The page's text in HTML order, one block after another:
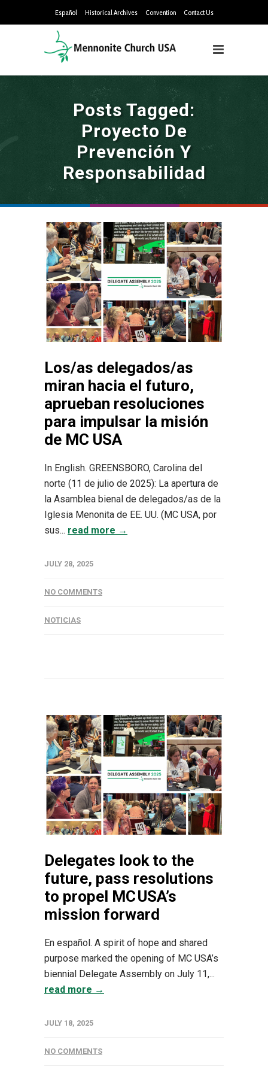
Español Historical Archives Convention Contact Us
Posts Tagged:
Proyecto De
Prevención Y
Responsabilidad
Los/as delegados/as
miran hacia el futuro,
aprueban resoluciones
para impulsar la misión
de MC USA
In English. GREENSBORO, Carolina del
norte (11 de julio de 2025): La apertura de
la Asamblea bienal de delegados/as de la
Iglesia Menonita de EE. UU. (MC USA, por
sus... read more →
JULY 28, 2025
NO COMMENTS
NOTICIAS
Delegates look to the
future, pass resolutions
to propel MC USA’s
mission forward
En español. A spirit of hope and shared
purpose marked the opening of MC USA’s
biennial Delegate Assembly on July 11,...
read more →
JULY 18, 2025
NO COMMENTS